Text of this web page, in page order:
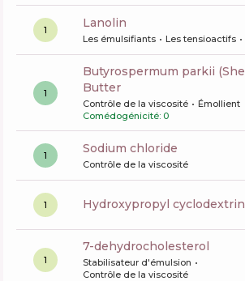
1 lanolin
Les émulsifiants Les tensioactifs
1
butyrospermum parkii (Shea)
Butter
Contrôle de la viscosité
Émollient
Comédogénicité: 0
1 sodium chloride
Contrôle de la viscosité
1 hydroxypropyl cyclodextrin
1
7-dehydrocholesterol
Stabilisateur d'émulsion
Contrôle de la viscosité